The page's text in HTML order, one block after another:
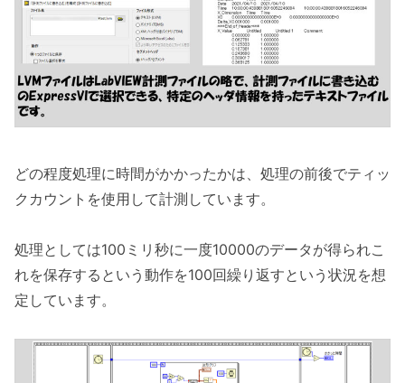
どの程度処理に時間がかかったかは、処理の前後でティッ
クカウントを使用して計測しています。
処理としては100ミリ秒に一度10000のデータが得られこ
れを保存するという動作を100回繰り返すという状況を想
定しています。